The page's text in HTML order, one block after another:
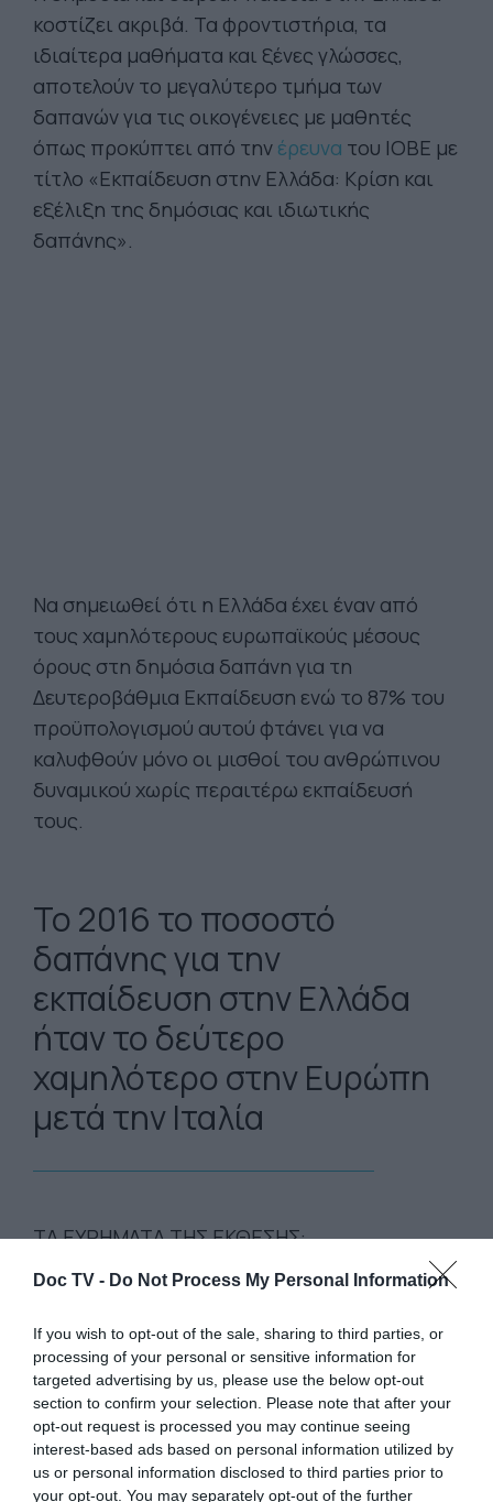
Doc TV - Do Not Process My Personal Information
If you wish to opt-out of the sale, sharing to third parties, or
processing of your personal or sensitive information for
targeted advertising by us, please use the below opt-out
section to confirm your selection. Please note that after your
opt-out request is processed you may continue seeing
interest-based ads based on personal information utilized by
us or personal information disclosed to third parties prior to
your opt-out. You may separately opt-out of the further
κοστίζει ακριβά. Τα φροντιστήρια, τα
ιδιαίτερα μαθήματα και ξένες γλώσσες,
αποτελούν το μεγαλύτερο τμήμα των
δαπανών για τις οικογένειες με μαθητές
όπως προκύπτει από την έρευνα του ΙΟΒΕ με
τίτλο «Εκπαίδευση στην Ελλάδα: Κρίση και
εξέλιξη της δημόσιας και ιδιωτικής
δαπάνης».
Να σημειωθεί ότι η Ελλάδα έχει έναν από
τους χαμηλότερους ευρωπαϊκούς μέσους
όρους στη δημόσια δαπάνη για τη
Δευτεροβάθμια Εκπαίδευση ενώ το 87% του
προϋπολογισμού αυτού φτάνει για να
καλυφθούν μόνο οι μισθοί του ανθρώπινου
δυναμικού χωρίς περαιτέρω εκπαίδευσή
τους.
Το 2016 το ποσοστό
δαπάνης για την
εκπαίδευση στην Ελλάδα
ήταν το δεύτερο
χαμηλότερο στην Ευρώπη
μετά την Ιταλία
ΤΑ ΕΥΡΗΜΑΤΑ ΤΗΣ ΕΚΘΕΣΗΣ:
-Το 87% των δαπανών της ελληνικής
οικογένειες με παιδιά στο γυμνάσιο και στο
λύκειο ξοδεύονται σε φροντιστήρια,
ιδιαίτερα μαθήματα και ξένες γλώσσες.
-Στην Πρωτοβάθμια Εκπαίδευση το
μεγαλύτερο έξοδο αποτελεί η ξένη γλώσσα
(53%). Ακολουθούν τα δίδακτρα για ιδιωτικά